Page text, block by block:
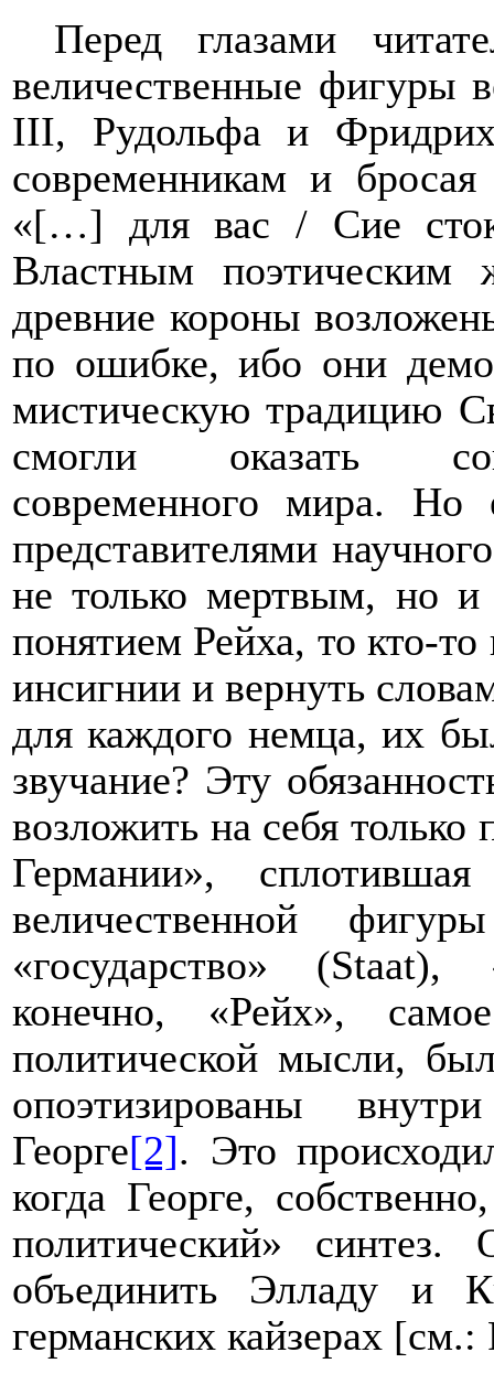
Перед глазами
величественные фигуры
III, Рудольфа и
современникам и
«[…] для вас / Сие
Властным поэтическим
древние короны
по ошибке, ибо они
мистическую традицию
смогли оказать
современного мира. Но
представителями
не только мертвым, но и
понятием Рейха, то кто-
инсигнии и вернуть
для каждого немца, их
звучание? Эту
возложить на себя только
Германии»,
величественной
«государство» (Staat),
конечно, «Рейх»,
политической мысли,
опоэтизированы
Георге[2]. Это
когда Георге,
политический»
объединить Элладу и
германских кайзерах